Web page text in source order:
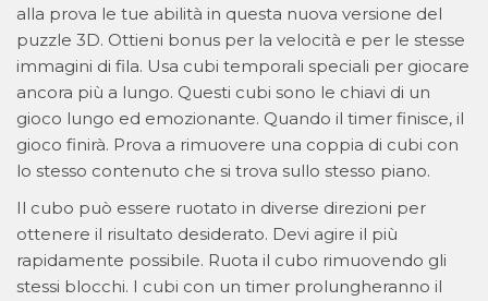
alla prova le tue abilità in questa nuova versione del
puzzle 3D. Ottieni bonus per la velocità e per le stesse
immagini di fila. Usa cubi temporali speciali per giocare
ancora più a lungo. Questi cubi sono le chiavi di un
gioco lungo ed emozionante. Quando il timer finisce, il
gioco finirà. Prova a rimuovere una coppia di cubi con
lo stesso contenuto che si trova sullo stesso piano.
Il cubo può essere ruotato in diverse direzioni per
ottenere il risultato desiderato. Devi agire il più
rapidamente possibile. Ruota il cubo rimuovendo gli
stessi blocchi. I cubi con un timer prolungheranno il